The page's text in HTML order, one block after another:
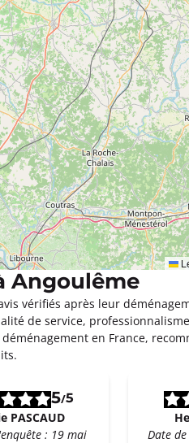
Angoulême
vérifiés après leur
de service,
en France,
5/5
PASCAUD
: 19 mai
Date